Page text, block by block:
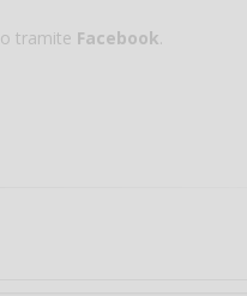
o tramite Facebook.